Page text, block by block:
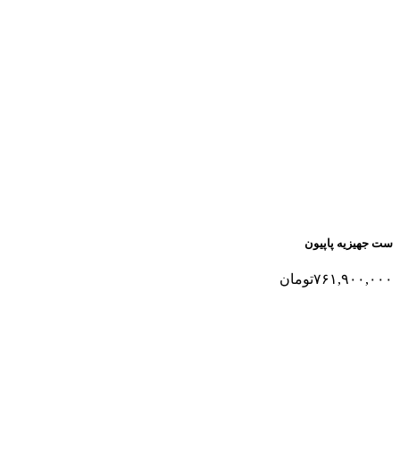
ست جهیزیه پاپیون
۷۶۱,۹۰۰,۰۰۰تومان